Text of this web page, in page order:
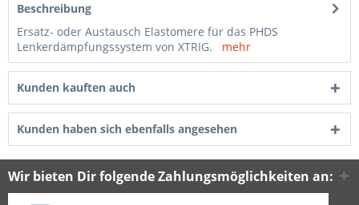
Beschreibung
Ersatz- oder Austausch Elastomere für das PHDS
Lenkerdämpfungssystem von XTRIG. mehr
Kunden kauften auch
Kunden haben sich ebenfalls angesehen
Wir bieten Dir folgende Zahlungsmöglichkeiten an: